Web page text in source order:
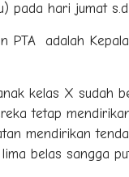
pada hari jumat
PTA adalah
kelas X sudah
tetap
mendirikan
belas sangga